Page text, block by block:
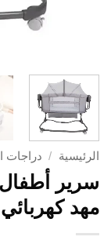
الرئيسية / دراجات
مهد